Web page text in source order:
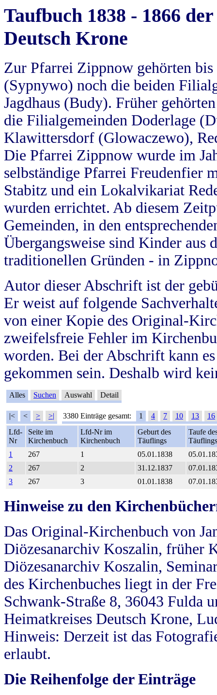
Taufbuch 1838 - 1866
Deutsch Krone
Zur Pfarrei Zippnow gehörten
(Sypnywo) noch die beiden
Jagdhaus (Budy). Früher
die Filialgemeinden Doderlage
Klawittersdorf (Glowaczewo),
Die Pfarrei Zippnow wurde im
selbständige Pfarrei Freudenfier
Stabitz und ein Lokalvikariat
wurden errichtet. Ab diesem
Gemeinden, in den
Übergangsweise sind Kinder aus
traditionellen Gründen - in
Autor dieser Abschrift ist der
Er weist auf folgende
von einer Kopie des Original-
zweifelsfreie Fehler im
worden. Bei der Abschrift kann
gekommen sein. Deshalb wird
Alles Suchen Auswahl Detail
|< < > >| 3380 Einträge gesamt: 1 4 7 10 13
16
Lfd-
Nr
Seite im
Kirchenbuch
Lfd-Nr im
Kirchenbuch
Geburt des
Täuflings
Taufe
Täuflings
1
267 1 05.01.1838
2
267 2 31.12.1837
3
267 3 01.01.1838
Hinweise zu den
Das Original-Kirchenbuch von
Diözesanarchiv Koszalin, früher
Diözesanarchiv Koszalin,
des Kirchenbuches liegt in der
Schwank-Straße 8, 36043 Fulda
Heimatkreises Deutsch Krone,
Hinweis: Derzeit ist das
erlaubt.
Die Reihenfolge der Einträge